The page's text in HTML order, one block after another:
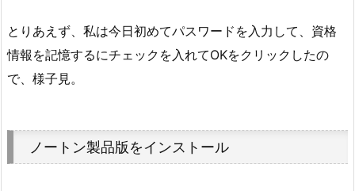
とりあえず、私は今日初めてパスワードを入力して、資格
情報を記憶するにチェックを入れてOKをクリックしたの
で、様子見。
ノートン製品版をインストール